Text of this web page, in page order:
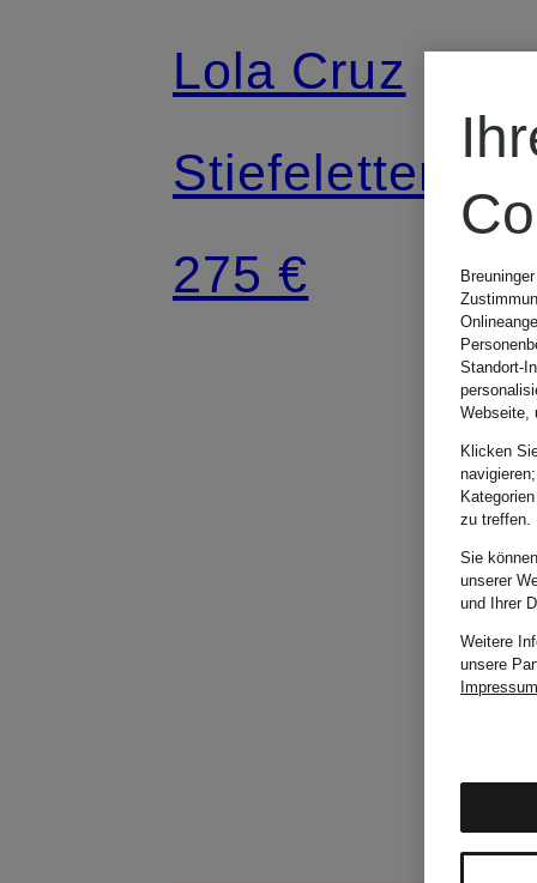
Lola Cruz
Stiefeletten
275 €
Standort-
Webseite,
Klicken
zu treffen.
Sie
unserer
und Ihrer
Weitere
unsere
Impressum